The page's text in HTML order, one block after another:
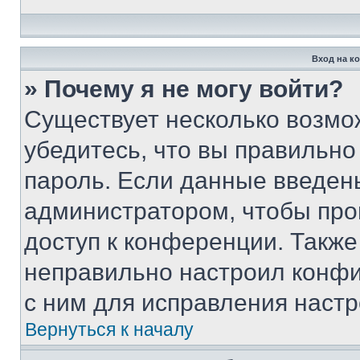
Вход на
» Почему я не могу войти?
Существует несколько
убедитесь, что вы
пароль. Если данные
администратором, чтобы
доступ к конференции.
неправильно настроил
с ним для исправления
Вернуться к началу